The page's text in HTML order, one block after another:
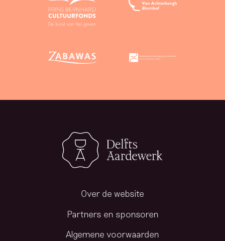
Over de website
Partners en sponsoren
Algemene voorwaarden